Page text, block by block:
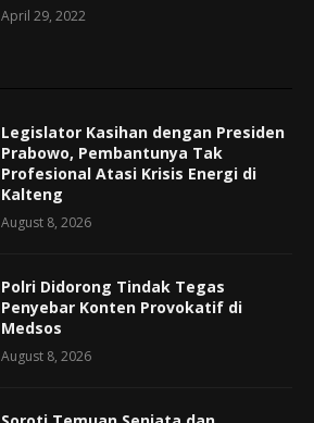
April 29, 2022
Legislator Kasihan dengan Presiden
Prabowo, Pembantunya Tak
Profesional Atasi Krisis Energi di
Kalteng
August 8, 2026
Polri Didorong Tindak Tegas
Penyebar Konten Provokatif di
Medsos
August 8, 2026